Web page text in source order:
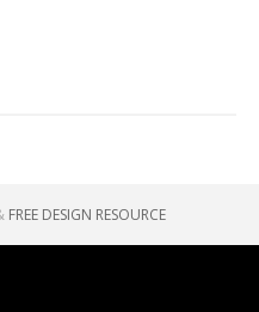
FREE DESIGN RESOURCE